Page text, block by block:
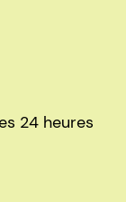
24 heures